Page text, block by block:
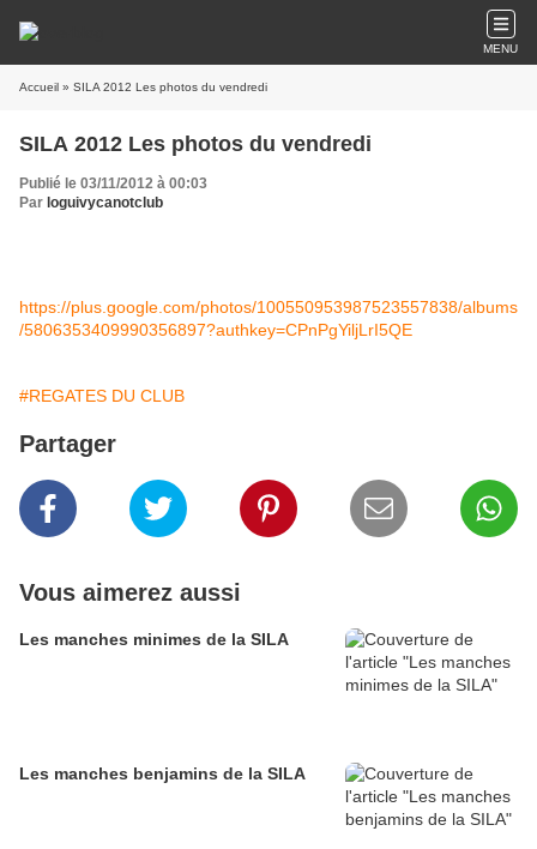
MENU
Accueil » SILA 2012 Les photos du vendredi
SILA 2012 Les photos du vendredi
Publié le 03/11/2012 à 00:03
Par loguivycanotclub
https://plus.google.com/photos/100550953987523557838/albums
/5806353409990356897?authkey=CPnPgYiljLrI5QE
#REGATES DU CLUB
Partager
Vous aimerez aussi
Les manches minimes de la SILA
Les manches benjamins de la SILA